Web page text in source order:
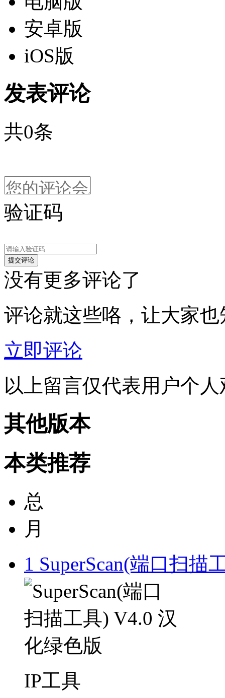
安卓版
iOS版
发表评论
共0条
验证码
没有更多评论了
评论就这些咯，让大家
立即评论
以上留言仅代表用户个
其他版本
本类推荐
总
月
1 SuperScan(端口扫描
IP工具